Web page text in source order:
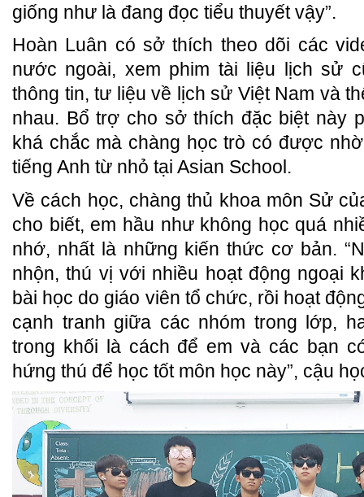
giống như là đang đọc tiểu thuyết vậy”.
Hoàn Luân có sở thích theo dõi các
nước ngoài, xem phim tài liệu lịch sử
thông tin, tư liệu về lịch sử Việt Nam và
nhau. Bổ trợ cho sở thích đặc biệt này
khá chắc mà chàng học trò có được
tiếng Anh từ nhỏ tại Asian School.
Về cách học, chàng thủ khoa môn Sử
cho biết, em hầu như không học quá
nhớ, nhất là những kiến thức cơ bản.
nhộn, thú vị với nhiều hoạt động ngoại
bài học do giáo viên tổ chức, rồi hoạt
cạnh tranh giữa các nhóm trong lớp,
trong khối là cách để em và các bạn
hứng thú để học tốt môn học này”, cậu